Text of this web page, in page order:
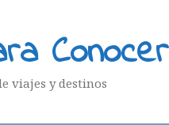
Conocer
viajes y destinos